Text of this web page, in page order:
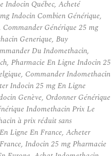
Indocin Québec, Acheté
Indocin Combien Générique,
Générique 25 mg
Generique, Buy
Du Indomethacin,
Pharmacie En Ligne Indocin 25
Commander Indomethacin
Indocin 25 mg En Ligne
Genève, Ordonner Générique
Indomethacin Prix Le
à prix réduit sans
Ligne En France, Acheter
Indocin 25 mg Pharmacie